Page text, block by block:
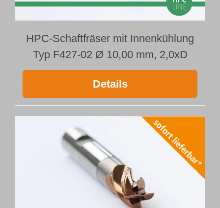
HPC-Schaftfräser mit Innenkühlung
Typ F427-02 Ø 10,00 mm, 2,0xD
Details